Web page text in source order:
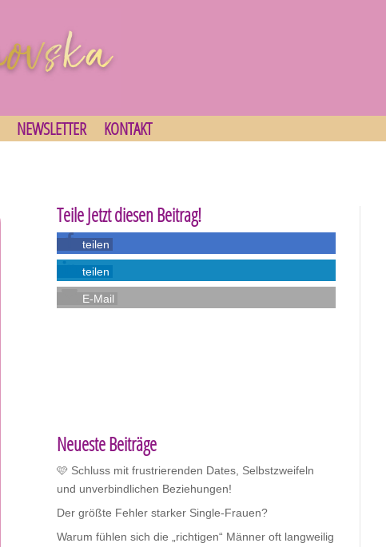
NEWSLETTER KONTAKT
Teile Jetzt diesen Beitrag!
teilen
teilen
E-Mail
Neueste Beiträge
🩷 Schluss mit frustrierenden Dates, Selbstzweifeln
und unverbindlichen Beziehungen!
Der größte Fehler starker Single-Frauen?
Warum fühlen sich die „richtigen“ Männer oft langweilig